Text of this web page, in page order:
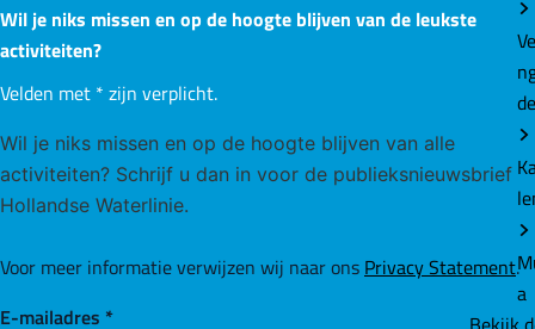
a
Wil je niks missen en op de hoogte blijven van de leukste
activiteiten?
Velden met * zijn verplicht.
Wil je niks missen en op de hoogte blijven van alle
activiteiten? Schrijf u dan in voor de publieksnieuwsbrief
Hollandse Waterlinie.
Voor meer informatie verwijzen wij naar ons Privacy Statement.
E-mailadres *